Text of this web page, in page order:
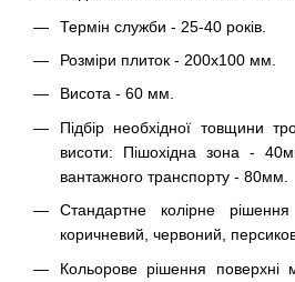
Термін служби - 25-40 років.
Розміри плиток - 200х100 мм.
Висота - 60 мм.
Підбір необхідної товщини
висоти: Пішохідна зона -
вантажного транспорту - 80мм.
Стандартне колірне
коричневий, червоний,
Кольорове рішення